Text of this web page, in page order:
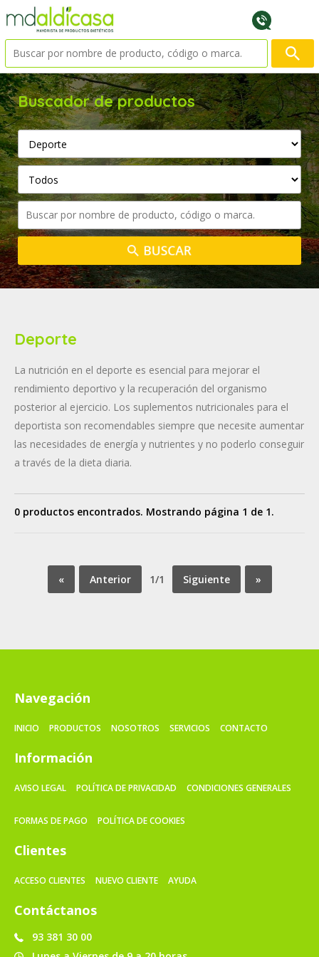
Buscador de productos
Deporte
La nutrición en el deporte es esencial para mejorar el
rendimiento deportivo y la recuperación del organismo
posterior al ejercicio. Los suplementos nutricionales para el
deportista son recomendables siempre que necesite aumentar
las necesidades de energía y nutrientes y no poderlo conseguir
a través de la dieta diaria.
0 productos encontrados. Mostrando página 1 de 1.
« Anterior 1/1 Siguiente »
Navegación
INICIO PRODUCTOS NOSOTROS SERVICIOS CONTACTO
Información
AVISO LEGAL POLÍTICA DE PRIVACIDAD CONDICIONES GENERALES
FORMAS DE PAGO POLÍTICA DE COOKIES
Clientes
ACCESO CLIENTES NUEVO CLIENTE AYUDA
Contáctanos
93 381 30 00